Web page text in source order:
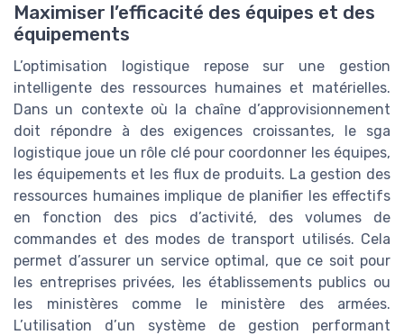
Maximiser l’efficacité des équipes et des
équipements
L’optimisation logistique repose sur une gestion
intelligente des ressources humaines et matérielles.
Dans un contexte où la chaîne d’approvisionnement
doit répondre à des exigences croissantes, le sga
logistique joue un rôle clé pour coordonner les équipes,
les équipements et les flux de produits. La gestion des
ressources humaines implique de planifier les effectifs
en fonction des pics d’activité, des volumes de
commandes et des modes de transport utilisés. Cela
permet d’assurer un service optimal, que ce soit pour
les entreprises privées, les établissements publics ou
les ministères comme le ministère des armées.
L’utilisation d’un système de gestion performant